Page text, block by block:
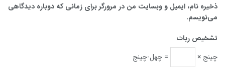
ذخیره نام، ایمیل و وبسایت من در مرورگر برای زمانی که دوباره دیدگاهی
می‌نویسم.
تشخیص ربات
چینج ×
= چهل-چینج